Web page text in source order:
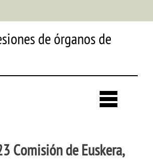
de órganos de
Comisión de Euskera,